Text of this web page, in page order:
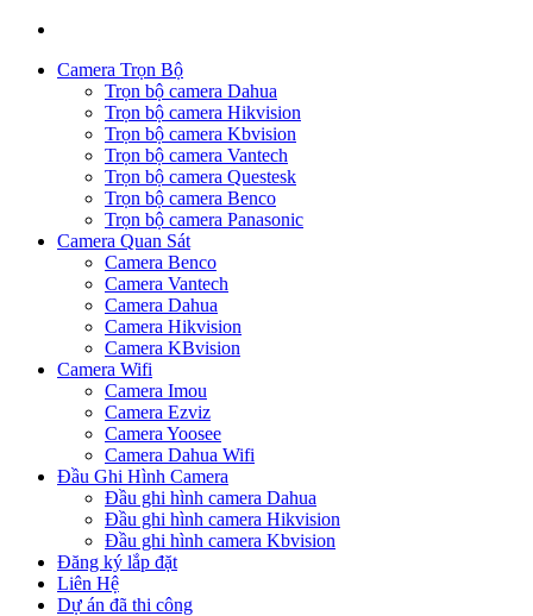
Camera Trọn Bộ
Trọn bộ camera Dahua
Trọn bộ camera Hikvision
Trọn bộ camera Kbvision
Trọn bộ camera Vantech
Trọn bộ camera Questesk
Trọn bộ camera Benco
Trọn bộ camera Panasonic
Camera Quan Sát
Camera Benco
Camera Vantech
Camera Dahua
Camera Hikvision
Camera KBvision
Camera Wifi
Camera Imou
Camera Ezviz
Camera Yoosee
Camera Dahua Wifi
Đầu Ghi Hình Camera
Đầu ghi hình camera Dahua
Đầu ghi hình camera Hikvision
Đầu ghi hình camera Kbvision
Đăng ký lắp đặt
Liên Hệ
Dự án đã thi công